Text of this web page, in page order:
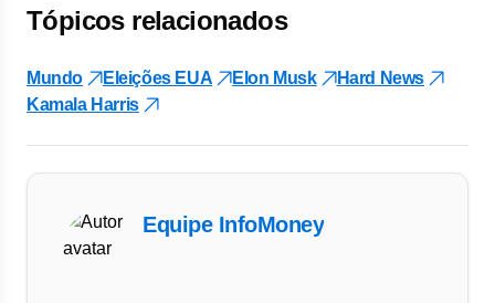
Tópicos relacionados
Mundo Eleições EUA Elon Musk
Hard News
Kamala Harris
Equipe InfoMoney